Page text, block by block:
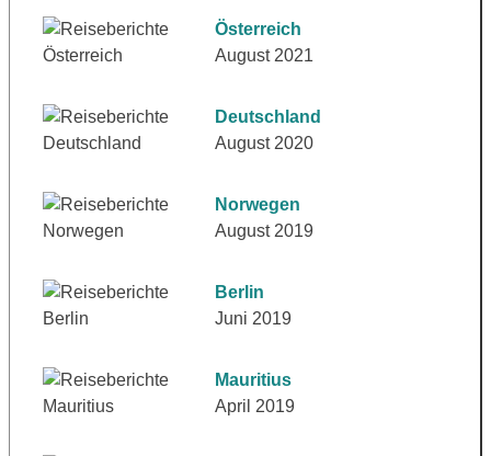
Österreich
August 2021
Deutschland
August 2020
Norwegen
August 2019
Berlin
Juni 2019
Mauritius
April 2019